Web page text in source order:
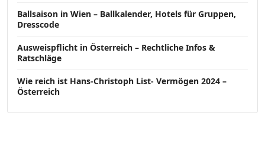
Ballsaison in Wien – Ballkalender, Hotels für Gruppen,
Dresscode
Ausweispflicht in Österreich – Rechtliche Infos &
Ratschläge
Wie reich ist Hans-Christoph List- Vermögen 2024 –
Österreich